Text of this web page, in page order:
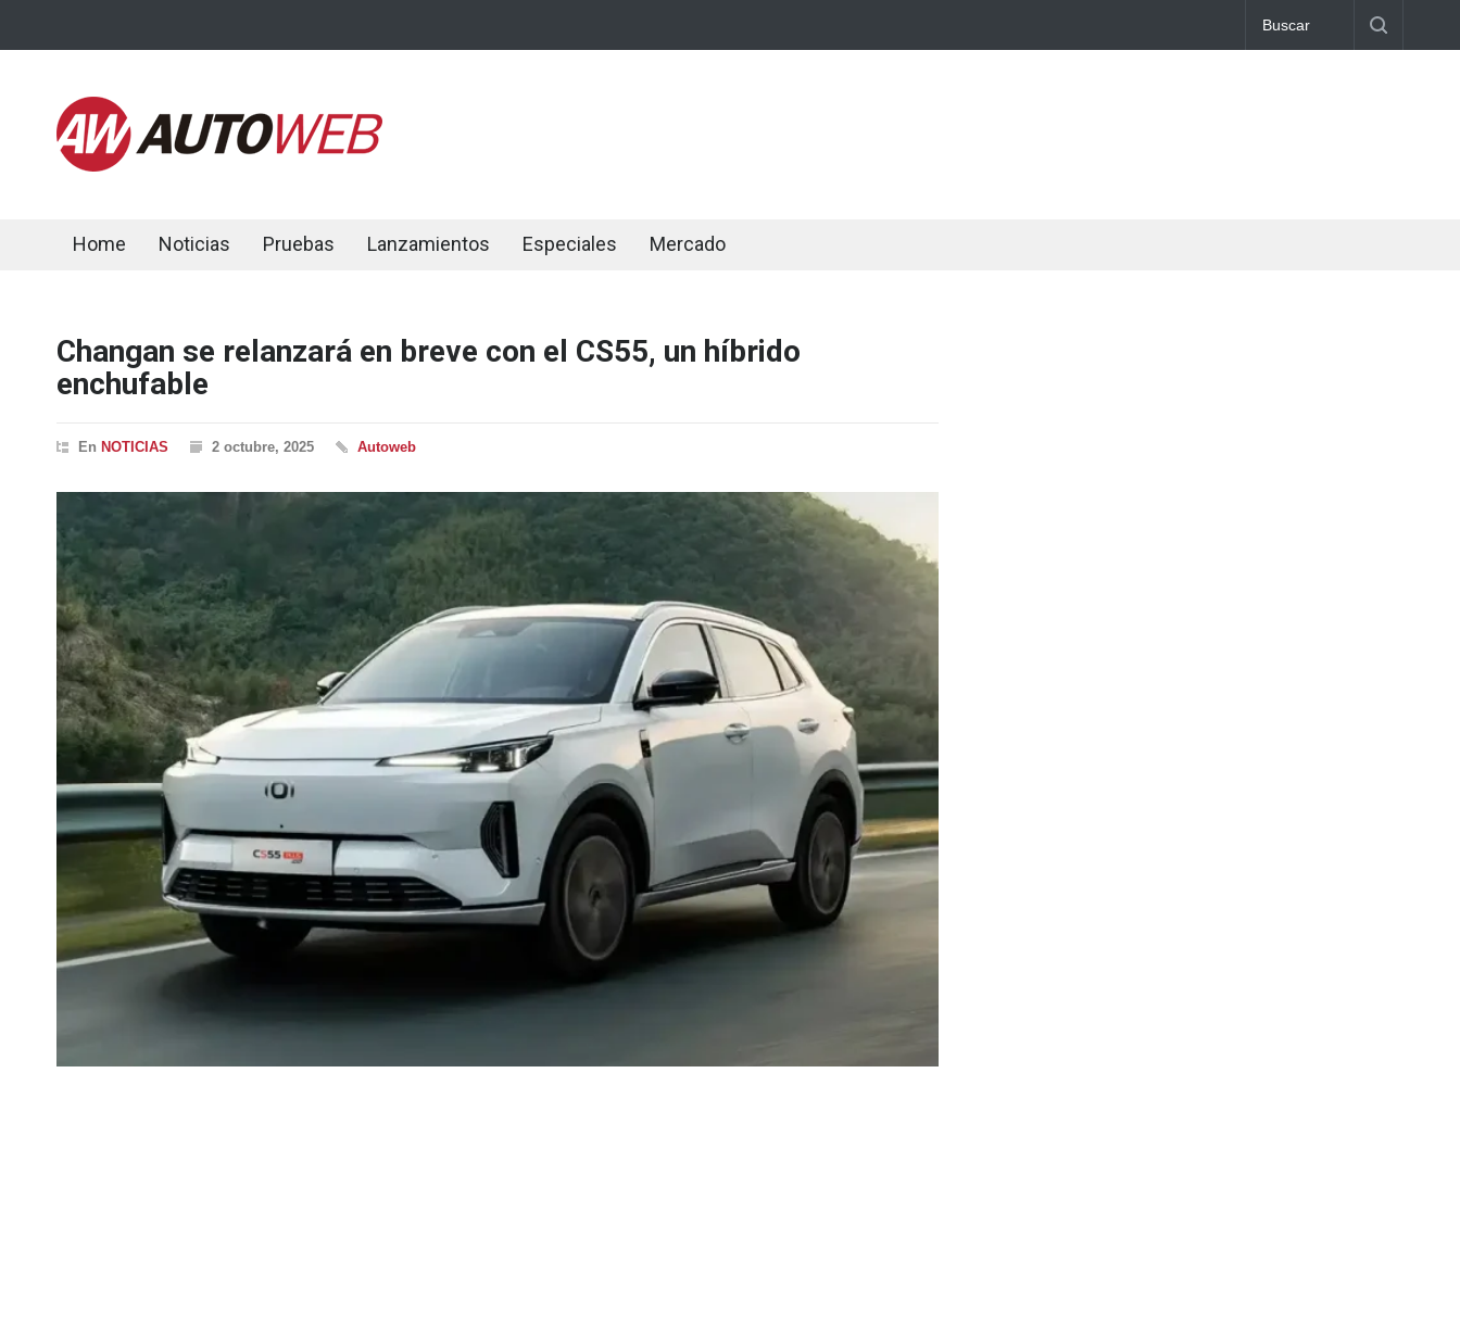
Home Noticias Pruebas Lanzamientos Especiales Mercado
Changan se relanzará en breve con el CS55, un híbrido
enchufable
En NOTICIAS 2 octubre, 2025 Autoweb